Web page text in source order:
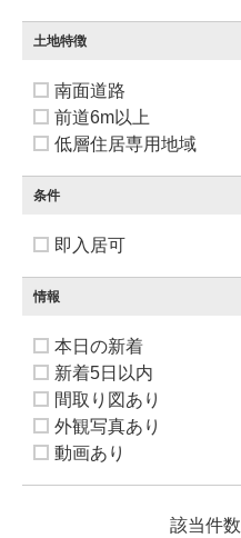
土地特徴
南面道路
前道6m以上
低層住居専用地域
条件
即入居可
情報
本日の新着
新着5日以内
間取り図あり
外観写真あり
動画あり
該当件数